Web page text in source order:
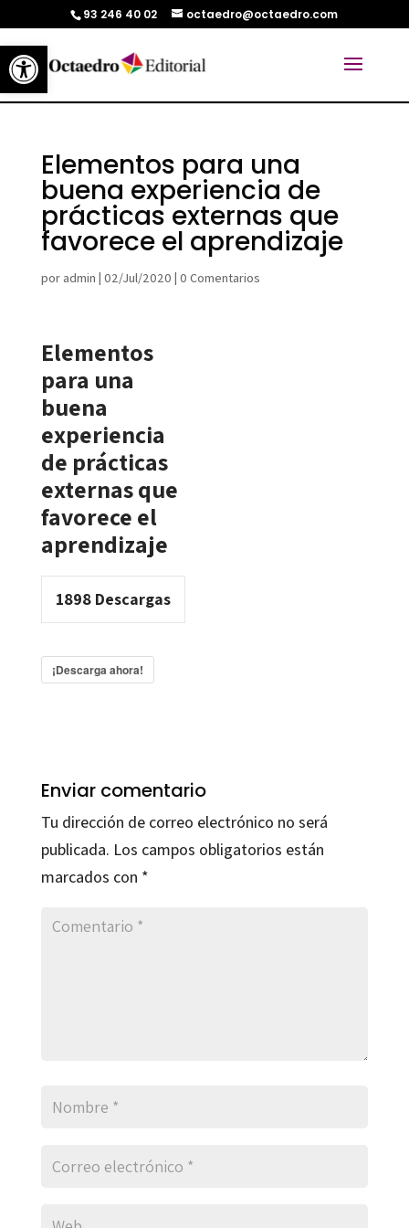
Abrir barra de herramientas
93 246 40 02 octaedro@octaedro.com
Elementos para una
buena experiencia de
prácticas externas que
favorece el aprendizaje
por admin | 02/Jul/2020 | 0 Comentarios
Elementos
para una
buena
experiencia
de prácticas
externas que
favorece el
aprendizaje
1898Descargas
¡Descarga ahora!
Enviar comentario
Tu dirección de correo electrónico no será
publicada. Los campos obligatorios están
marcados con *